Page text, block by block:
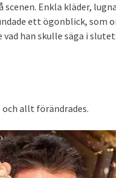
scenen. Enkla kläder,
ett ögonblick, som
vad han skulle säga i
allt förändrades.